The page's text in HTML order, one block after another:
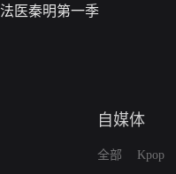
法医秦明第一季
自媒体
全部
Kpop